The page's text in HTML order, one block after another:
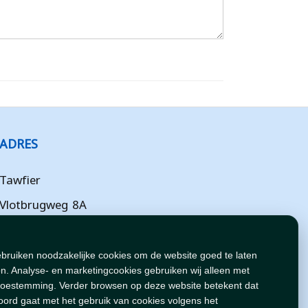
noodzakelijke cookies om de website goed te laten
Analyse- en marketingcookies gebruiken wij alleen met
Verder browsen op deze website betekent dat
gaat met het gebruik van cookies volgens het
ADRES
Tawfier
Vlotbrugweg 8A
Flevoland
NL